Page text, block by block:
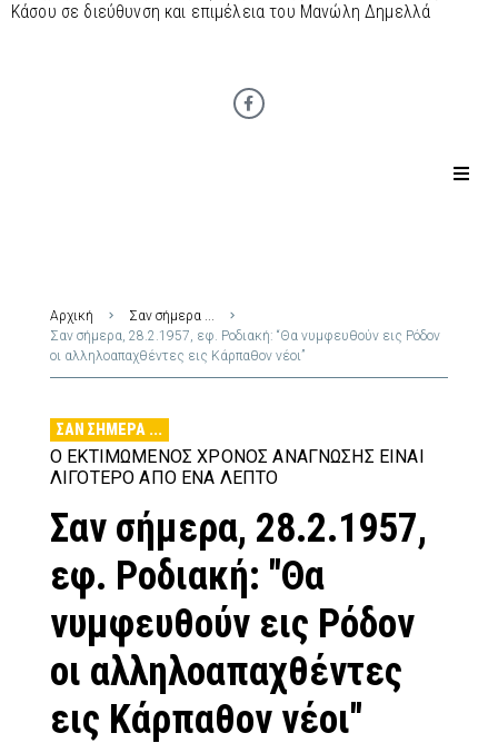
Κάσου σε διεύθυνση και επιμέλεια του Μανώλη Δημελλά
Αρχική
Σαν σήμερα ...
Σαν σήμερα, 28.2.1957, εφ. Ροδιακή: “Θα νυμφευθούν εις Ρόδον
οι αλληλοαπαχθέντες εις Κάρπαθον νέοι”
ΣΑΝ ΣΉΜΕΡΑ ...
Ο ΕΚΤΙΜΏΜΕΝΟΣ ΧΡΌΝΟΣ ΑΝΆΓΝΩΣΗΣ ΕΊΝΑΙ
ΛΙΓΌΤΕΡΟ ΑΠΌ ΈΝΑ ΛΕΠΤΌ
Σαν σήμερα, 28.2.1957,
εφ. Ροδιακή: "Θα
νυμφευθούν εις Ρόδον
οι αλληλοαπαχθέντες
εις Κάρπαθον νέοι"